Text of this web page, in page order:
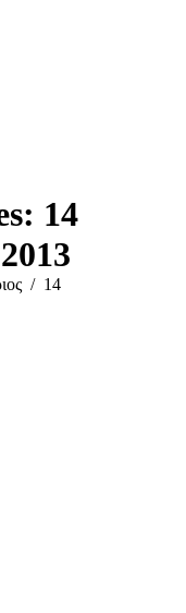
14
14